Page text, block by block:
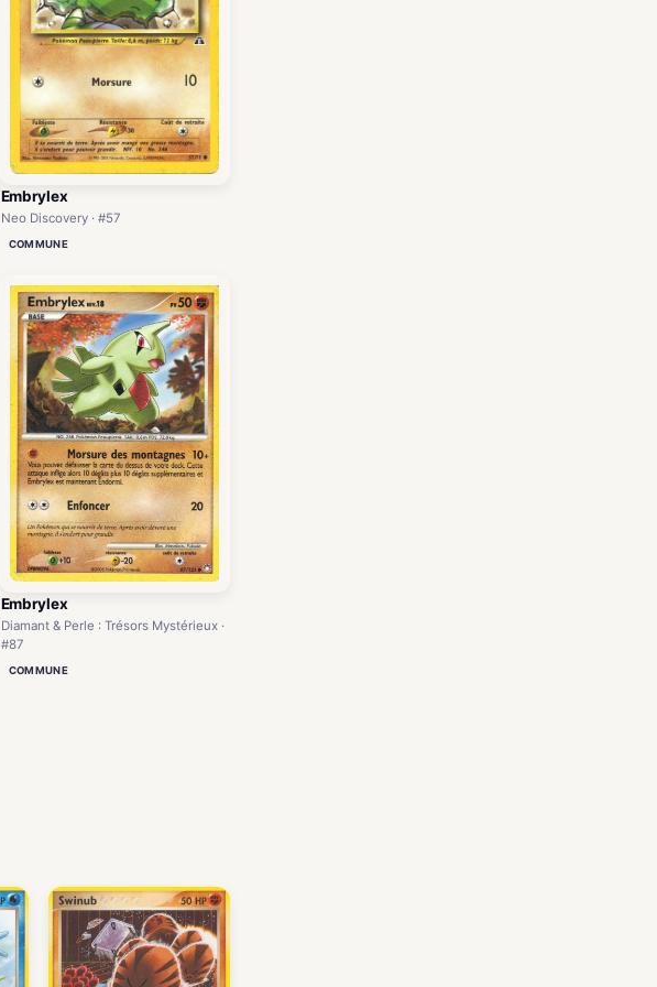
Embrylex
Neo Discovery · #57
COMMUNE
Embrylex
Diamant & Perle : Trésors Mystérieux ·
#87
COMMUNE